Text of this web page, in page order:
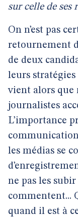
sur celle de ses
On n’est pas
retournement
de deux
leurs stratégies
vient alors que
journalistes
L’importance
les médias se
ne pas les
commentent...
quand il est à